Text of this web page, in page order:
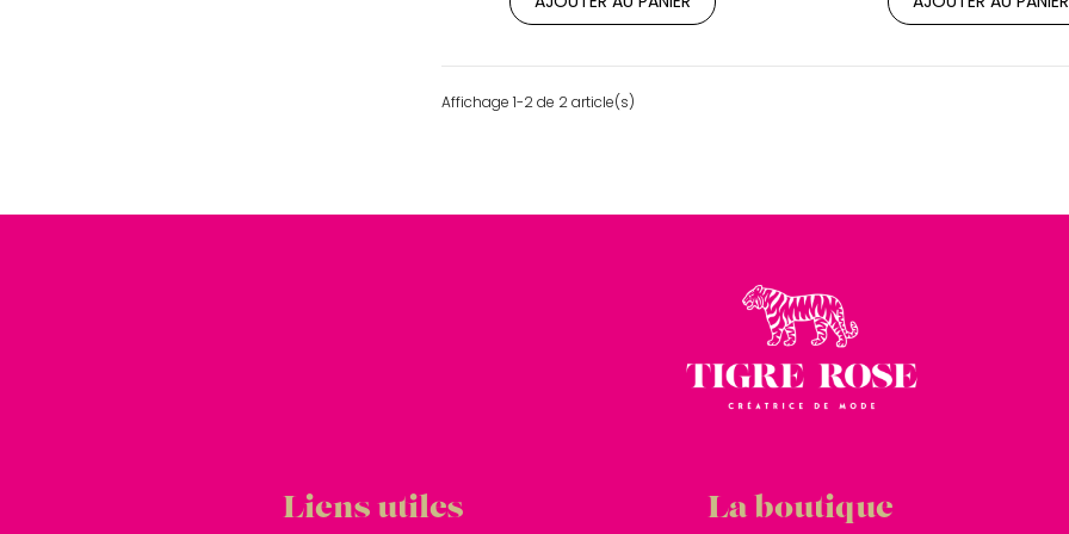
Affichage 1-2 de 2 article(s)
Liens utiles La boutique